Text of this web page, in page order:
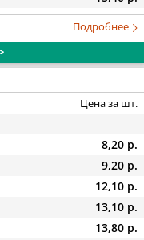
Подробнее
Цена за шт.
8,20 р.
9,20 р.
12,10 р.
13,10 р.
13,80 р.